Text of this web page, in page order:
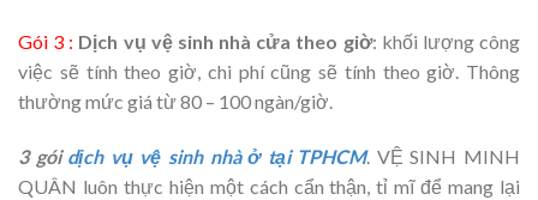
Gói 3 : Dịch vụ vệ sinh nhà cửa theo giờ: khối lượng công
việc sẽ tính theo giờ, chi phí cũng sẽ tính theo giờ. Thông
thường mức giá từ 80 – 100 ngàn/giờ.
3 gói dịch vụ vệ sinh nhà ở tại TPHCM. VỆ SINH MINH
QUÂN luôn thực hiện một cách cẩn thận, tỉ mĩ để mang lại